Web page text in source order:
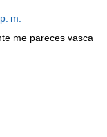
m.
me pareces vasca